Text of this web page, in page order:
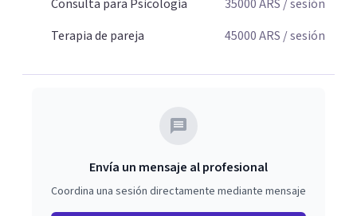
Consulta para Psicología
35000ARS / sesión
Terapia de pareja
45000ARS / sesión
Envía un mensaje al profesional
Coordina una sesión directamente mediante mensaje